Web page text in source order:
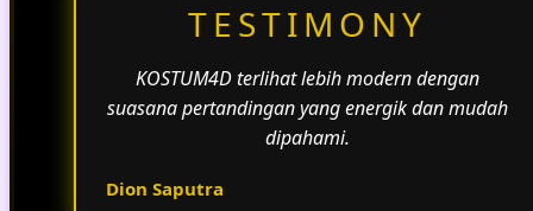
TESTIMONY
KOSTUM4D terlihat lebih modern dengan
suasana pertandingan yang energik dan mudah
dipahami.
Dion Saputra